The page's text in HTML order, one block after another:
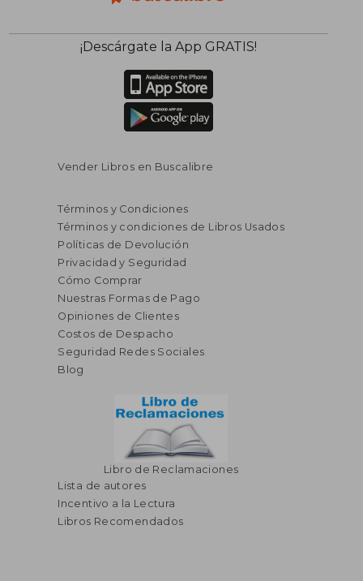
¡Descárgate la App GRATIS!
Vender Libros en Buscalibre
Términos y Condiciones
Términos y condiciones de Libros Usados
Políticas de Devolución
Privacidad y Seguridad
Cómo Comprar
Nuestras Formas de Pago
Opiniones de Clientes
Costos de Despacho
Seguridad Redes Sociales
Blog
Libro de Reclamaciones
Lista de autores
Incentivo a la Lectura
Libros Recomendados